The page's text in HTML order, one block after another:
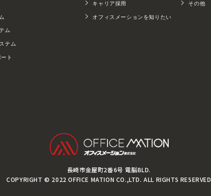
ム
テム
ト
キャリア採用
オフィスメーションを知りたい
その他
長崎市金屋町2番6号 電脳BLD.
COPYRIGHT © 2022 OFFICE MATION CO.,LTD. ALL RIGHTS RESERVED